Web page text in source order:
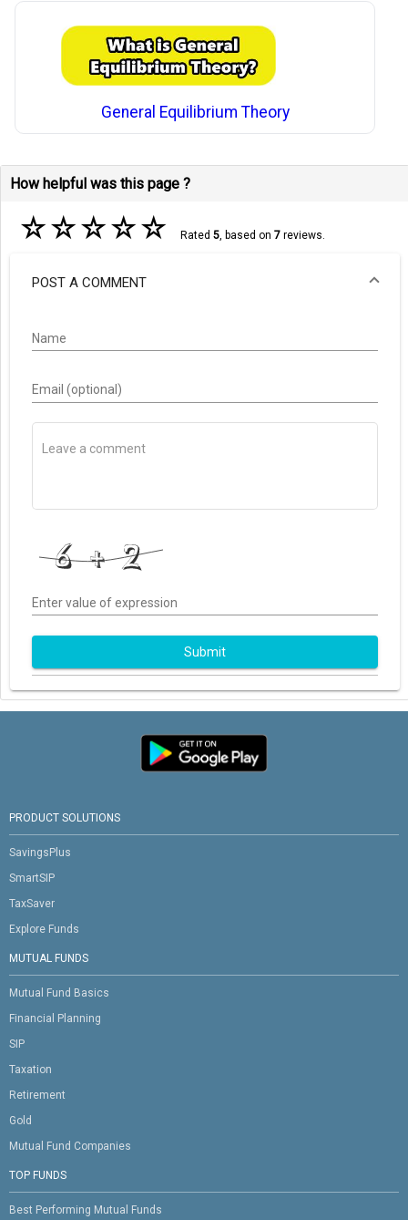
General Equilibrium Theory
How helpful was this page ?
☆☆☆☆☆ Rated 5, based on 7reviews.
POST A COMMENT
Name
Email (optional)
Enter value of expression
Submit
PRODUCT SOLUTIONS
SavingsPlus
SmartSIP
TaxSaver
Explore Funds
MUTUAL FUNDS
Mutual Fund Basics
Financial Planning
SIP
Taxation
Retirement
Gold
Mutual Fund Companies
TOP FUNDS
Best Performing Mutual Funds